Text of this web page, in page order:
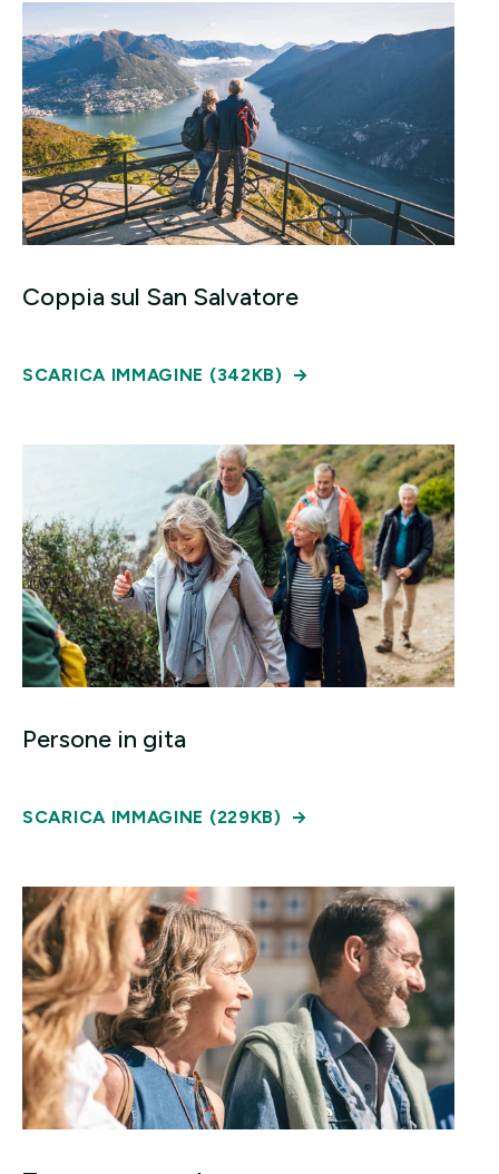
Coppia sul San Salvatore
SCARICA IMMAGINE (342KB)
Persone in gita
SCARICA IMMAGINE (229KB)